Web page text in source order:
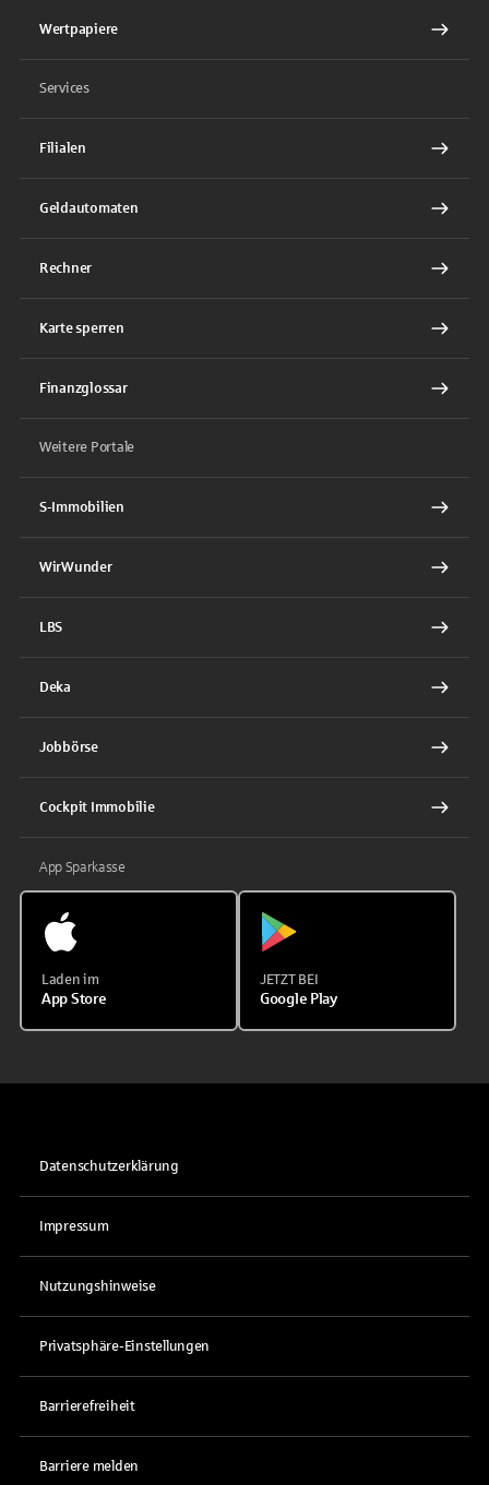
Wertpapiere
Services
Filialen
Geldautomaten
Rechner
Karte sperren
Finanzglossar
Weitere Portale
S-Immobilien
WirWunder
LBS
Deka
Jobbörse
Cockpit Immobilie
App Sparkasse
Laden im
App Store
JETZT BEI
Google Play
Datenschutzerklärung
Impressum
Nutzungshinweise
Privatsphäre-Einstellungen
Barrierefreiheit
Barriere melden